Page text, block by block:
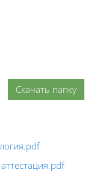
Скачать папку